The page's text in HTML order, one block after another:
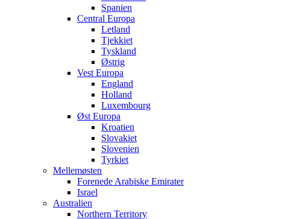
Spanien
Central Europa
Letland
Tjekkiet
Tyskland
Østrig
Vest Europa
England
Holland
Luxembourg
Øst Europa
Kroatien
Slovakiet
Slovenien
Tyrkiet
Mellemøsten
Forenede Arabiske Emirater
Israel
Australien
Northern Territory